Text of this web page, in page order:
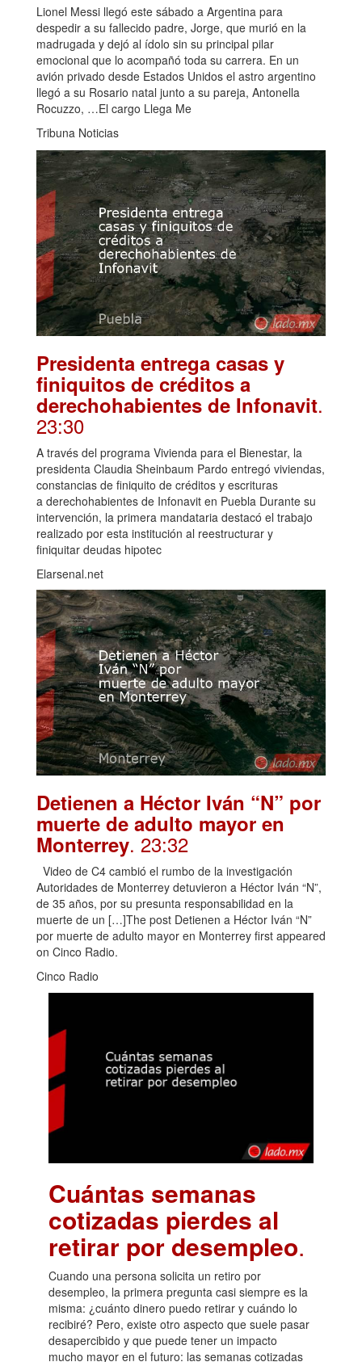
Lionel Messi llegó este sábado a Argentina para
despedir a su fallecido padre, Jorge, que murió en la
madrugada y dejó al ídolo sin su principal pilar
emocional que lo acompañó toda su carrera. En un
avión privado desde Estados Unidos el astro argentino
llegó a su Rosario natal junto a su pareja, Antonella
Rocuzzo, …El cargo Llega Me
Tribuna Noticias
Presidenta entrega casas y
finiquitos de créditos a
derechohabientes de Infonavit.
23:30
A través del programa Vivienda para el Bienestar, la
presidenta Claudia Sheinbaum Pardo entregó viviendas,
constancias de finiquito de créditos y escrituras
a derechohabientes de Infonavit en Puebla Durante su
intervención, la primera mandataria destacó el trabajo
realizado por esta institución al reestructurar y
finiquitar deudas hipotec
Elarsenal.net
Detienen a Héctor Iván “N” por
muerte de adulto mayor en
Monterrey. 23:32
Video de C4 cambió el rumbo de la investigación
Autoridades de Monterrey detuvieron a Héctor Iván “N”,
de 35 años, por su presunta responsabilidad en la
muerte de un […]The post Detienen a Héctor Iván “N”
por muerte de adulto mayor en Monterrey first appeared
on Cinco Radio.
Cinco Radio
Cuántas semanas
cotizadas pierdes al
retirar por desempleo.
Cuando una persona solicita un retiro por
desempleo, la primera pregunta casi siempre es la
misma: ¿cuánto dinero puedo retirar y cuándo lo
recibiré? Pero, existe otro aspecto que suele pasar
desapercibido y que puede tener un impacto
mucho mayor en el futuro: las semanas cotizadas